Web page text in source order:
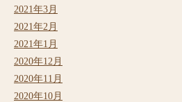
2021年3月
2021年2月
2021年1月
2020年12月
2020年11月
2020年10月